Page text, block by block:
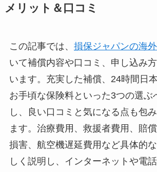
メリット＆口コミ
この記事では、 損保ジャパンの海
いて補償内容や口コミ、申し込み
います。充実した補償、24時間日
お手頃な保険料といった3つの選ぶ
し、良い口コミと気になる点も包
ます。治療費用、救援者費用、賠
損害、航空機遅延費用など具体的
しく説明し、インターネットや電